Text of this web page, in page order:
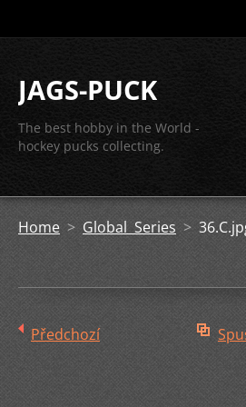
JAGS-PUCK
The best hobby in the World -
hockey pucks collecting.
Home > Global Series >
Předchozí